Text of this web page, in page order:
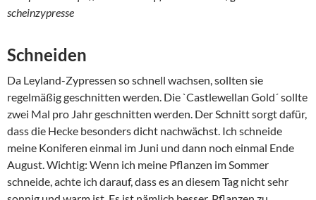
scheinzypresse
Schneiden
Da Leyland-Zypressen so schnell wachsen, sollten sie
regelmäßig geschnitten werden. Die `Castlewellan Gold´ sollte
zwei Mal pro Jahr geschnitten werden. Der Schnitt sorgt dafür,
dass die Hecke besonders dicht nachwächst. Ich schneide
meine Koniferen einmal im Juni und dann noch einmal Ende
August. Wichtig: Wenn ich meine Pflanzen im Sommer
schneide, achte ich darauf, dass es an diesem Tag nicht sehr